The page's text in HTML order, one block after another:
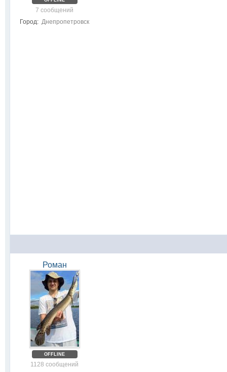
7 сообщений
Город: Днепропетровск
Роман
OFFLINE
1128 сообщений